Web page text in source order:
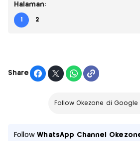
Halaman:
1 2
Share
Follow Okezone di Google
FollowWhatsApp Channel